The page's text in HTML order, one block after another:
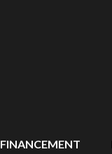
FINANCEMENT